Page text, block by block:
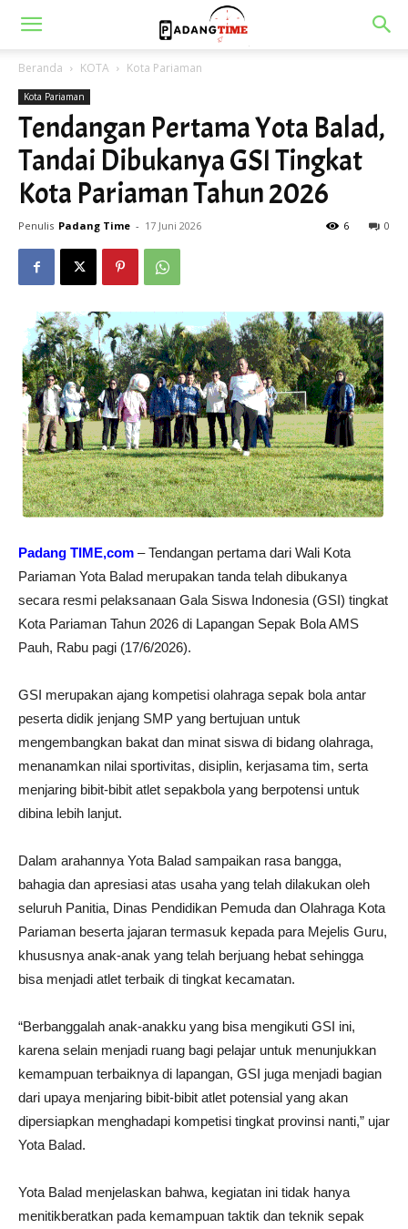
Beranda KOTA Kota Pariaman
Kota Pariaman
Tendangan Pertama Yota Balad,
Tandai Dibukanya GSI Tingkat
Kota Pariaman Tahun 2026
Penulis Padang Time - 17 Juni 2026 0
6
Padang TIME,com – Tendangan pertama dari Wali Kota
Pariaman Yota Balad merupakan tanda telah dibukanya
secara resmi pelaksanaan Gala Siswa Indonesia (GSI) tingkat
Kota Pariaman Tahun 2026 di Lapangan Sepak Bola AMS
Pauh, Rabu pagi (17/6/2026).
GSI merupakan ajang kompetisi olahraga sepak bola antar
peserta didik jenjang SMP yang bertujuan untuk
mengembangkan bakat dan minat siswa di bidang olahraga,
menanamkan nilai sportivitas, disiplin, kerjasama tim, serta
menjaring bibit-bibit atlet sepakbola yang berpotensi untuk
dibina lebih lanjut.
Dalam arahannya Yota Balad sampaikan rasa bangga,
bahagia dan apresiasi atas usaha yang telah dilakukan oleh
seluruh Panitia, Dinas Pendidikan Pemuda dan Olahraga Kota
Pariaman beserta jajaran termasuk kepada para Mejelis Guru,
khususnya anak-anak yang telah berjuang hebat sehingga
bisa menjadi atlet terbaik di tingkat kecamatan.
“Berbanggalah anak-anakku yang bisa mengikuti GSI ini,
karena selain menjadi ruang bagi pelajar untuk menunjukkan
kemampuan terbaiknya di lapangan, GSI juga menjadi bagian
dari upaya menjaring bibit-bibit atlet potensial yang akan
dipersiapkan menghadapi kompetisi tingkat provinsi nanti,” ujar
Yota Balad.
Yota Balad menjelaskan bahwa, kegiatan ini tidak hanya
menitikberatkan pada kemampuan taktik dan teknik sepak